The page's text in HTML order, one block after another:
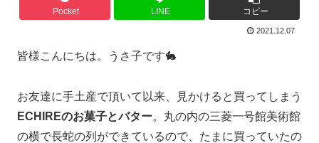
Pocket LINE コピー
2021.12.07
皆様こんにちは。うさ子です🐇
お友達に手土産で頂いて以来、見かけると買ってしまう
ECHIREのお菓子とバター。丸の内の三菱一号館美術館
の横で長蛇の列ができているので、たまに買っていたの